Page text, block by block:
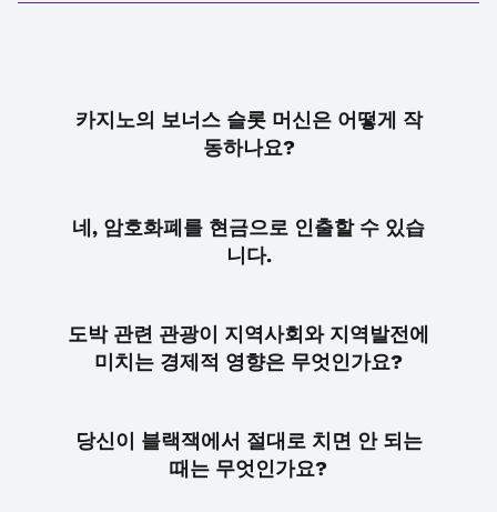
카지노의 보너스 슬롯 머신은 어떻게 작
동하나요?
네, 암호화폐를 현금으로 인출할 수 있습
니다.
도박 관련 관광이 지역사회와 지역발전에
미치는 경제적 영향은 무엇인가요?
당신이 블랙잭에서 절대로 치면 안 되는
때는 무엇인가요?